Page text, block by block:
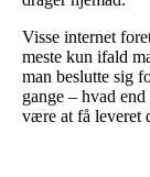
Visse internet
meste kun ifald
man beslutte sig
gange – hvad
være at få leveret